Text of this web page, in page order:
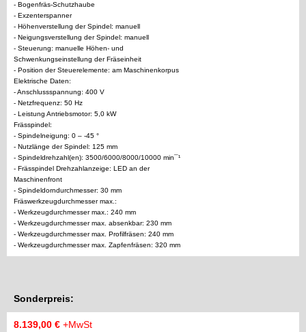
- Bogenfräs-Schutzhaube
- Exzenterspanner
- Höhenverstellung der Spindel: manuell
- Neigungsverstellung der Spindel: manuell
- Steuerung: manuelle Höhen- und
Schwenkungseinstellung der Fräseinheit
- Position der Steuerelemente: am Maschinenkorpus
Elektrische Daten:
- Anschlussspannung: 400 V
- Netzfrequenz: 50 Hz
- Leistung Antriebsmotor: 5,0 kW
Frässpindel:
- Spindelneigung: 0 – -45 °
- Nutzlänge der Spindel: 125 mm
- Spindeldrehzahl(en): 3500/6000/8000/10000 min¯¹
- Frässpindel Drehzahlanzeige: LED an der
Maschinenfront
- Spindeldorndurchmesser: 30 mm
Fräswerkzeugdurchmesser max.:
- Werkzeugdurchmesser max.: 240 mm
- Werkzeugdurchmesser max. absenkbar: 230 mm
- Werkzeugdurchmesser max. Profilfräsen: 240 mm
- Werkzeugdurchmesser max. Zapfenfräsen: 320 mm
Sonderpreis:
8.139,00 € +MwSt